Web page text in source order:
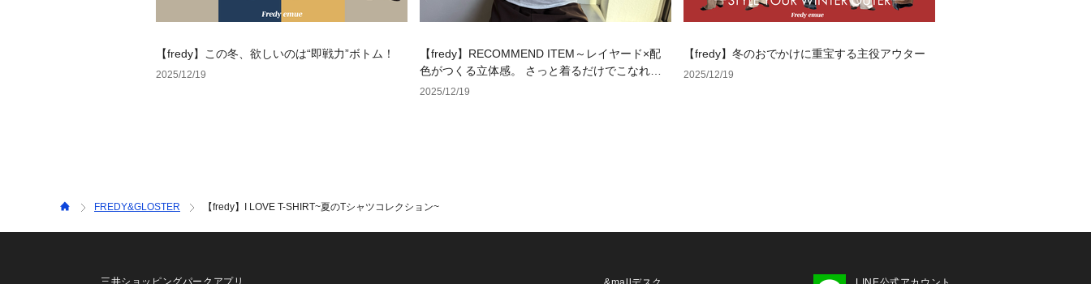
【fredy】この冬、欲しいのは“即戦力”ボトム！
2025/12/19
【fredy】RECOMMEND ITEM～レイヤード×配
色がつくる立体感。 さっと着るだけでこなれる
シアーリブロンT～
2025/12/19
【fredy】冬のおでかけに重宝する主役アウター
2025/12/19
FREDY&GLOSTER 【fredy】I LOVE T-SHIRT~夏のTシャツコレクション~
三井ショッピングパークアプリ